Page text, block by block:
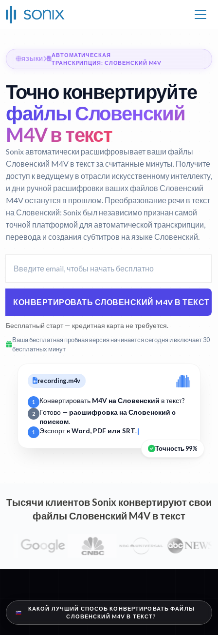
ЯЗЫКИ
АВТОМАТИЧЕСКАЯ
ТРАНСКРИПЦИЯ: СЛОВЕНСКИЙ M4V
Точно конвертируйте
файлы Словенский
M4V в текст
Sonix автоматически расшифровывает ваши файлы
Словенский M4V в текст за считанные минуты. Получите
доступ к ведущему в отрасли искусственному интеллекту,
и дни ручной расшифровки ваших файлов Словенский
M4V останутся в прошлом. Преобразование речи в текст
на Словенский: Sonix был независимо признан самой
точной платформой для автоматической транскрипции,
перевода и создания субтитров на языке Словенский.
КОНВЕРТИРОВАТЬ СЛОВЕНСКИЙ M4V В ТЕКСТ
Бесплатный старт — кредитная карта не требуется.
Ваша бесплатная пробная версия начинается сегодня и включает 30
бесплатных минут
recording.m4v
1 Конвертировать M4V на Словенский в текст?
2 Готово — расшифровка на Словенский с
поиском.
1 Экспорт вWord, PDF или SRT.
Точность 99%
Тысячи клиентов Sonix конвертируют свои
файлы Словенский M4V в текст
КАКОЙ ЛУЧШИЙ СПОСОБ КОНВЕРТИРОВАТЬ ФАЙЛЫ
СЛОВЕНСКИЙ M4V В ТЕКСТ?